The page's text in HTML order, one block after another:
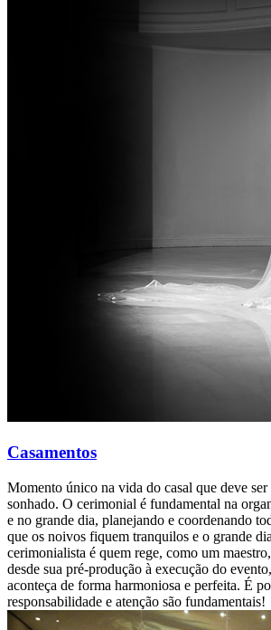
Casamentos
Momento único na vida do casal que deve
sonhado. O cerimonial é fundamental na
e no grande dia, planejando e coordenando
que os noivos fiquem tranquilos e o grande
cerimonialista é quem rege, como um
desde sua pré-produção à execução do
aconteça de forma harmoniosa e perfeita. É
responsabilidade e atenção são fundamentais!